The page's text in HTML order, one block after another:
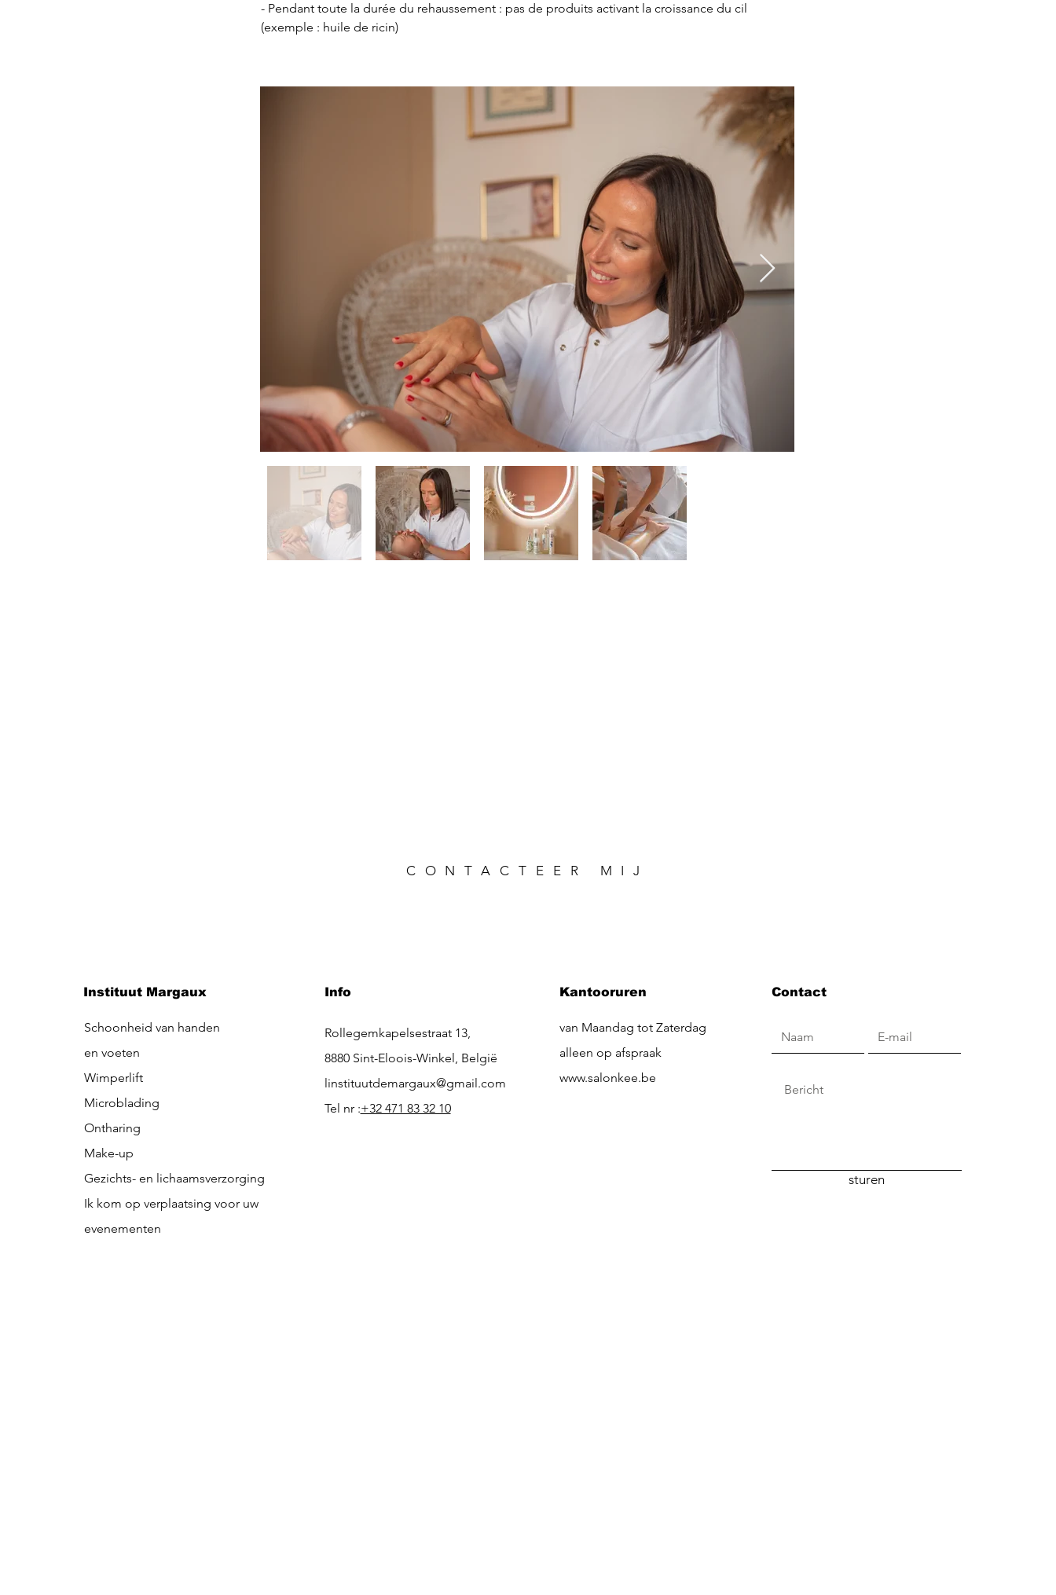
- Pendant toute la durée du rehaussement : pas de produits activant la croissance du cil
(exemple : huile de ricin)
CONTACTEER MIJ
Instituut Margaux
Schoonheid van handen
en voeten
Wimperlift
Microblading
Ontharing
Make-up
Gezichts- en lichaamsverzorging
Ik kom op verplaatsing voor uw
evenementen
Info
Rollegemkapelsestraat 13,
8880 Sint-Eloois-Winkel, België
linstituutdemargaux@gmail.com
Tel nr :+32 471 83 32 10
Kantooruren
van Maandag tot Zaterdag
alleen op afspraak
www.salonkee.be
Contact
sturen